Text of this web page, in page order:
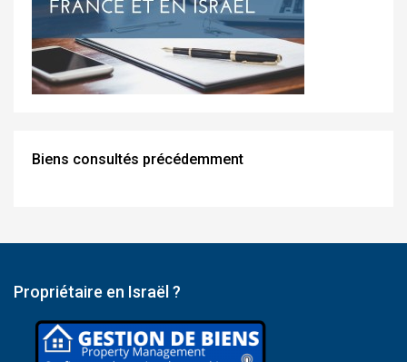
Biens consultés précédemment
Propriétaire en Israël ?